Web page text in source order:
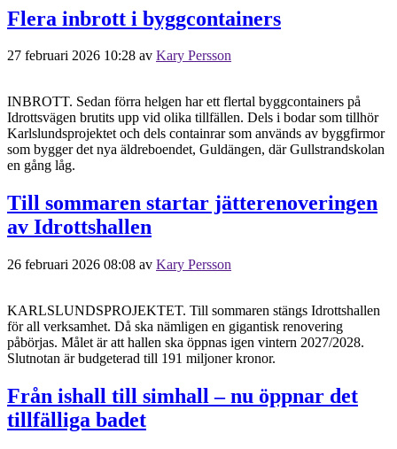
Flera inbrott i byggcontainers
27 februari 2026 10:28 av Kary Persson
INBROTT. Sedan förra helgen har ett flertal byggcontainers på
Idrottsvägen brutits upp vid olika tillfällen. Dels i bodar som tillhör
Karlslundsprojektet och dels containrar som används av byggfirmor
som bygger det nya äldreboendet, Guldängen, där Gullstrandskolan
en gång låg.
Till sommaren startar jätterenoveringen
av Idrottshallen
26 februari 2026 08:08 av Kary Persson
KARLSLUNDSPROJEKTET. Till sommaren stängs Idrottshallen
för all verksamhet. Då ska nämligen en gigantisk renovering
påbörjas. Målet är att hallen ska öppnas igen vintern 2027/2028.
Slutnotan är budgeterad till 191 miljoner kronor.
Från ishall till simhall – nu öppnar det
tillfälliga badet